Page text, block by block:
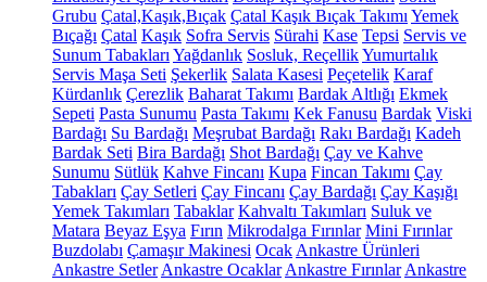
Grubu Çatal,Kaşık,Bıçak Çatal Kaşık Bıçak Takımı Yemek
Bıçağı Çatal Kaşık Sofra Servis Sürahi Kase Tepsi Servis ve
Sunum Tabakları Yağdanlık Sosluk, ReçellikYumurtalık
Servis Maşa Seti Şekerlik Salata Kasesi Peçetelik Karaf
Kürdanlık Çerezlik Baharat Takımı Bardak Altlığı Ekmek
Sepeti Pasta Sunumu Pasta Takımı Kek Fanusu Bardak Viski
Bardağı Su Bardağı Meşrubat Bardağı Rakı Bardağı Kadeh
Bardak Seti Bira Bardağı Shot Bardağı Çay ve Kahve
Sunumu Sütlük Kahve Fincanı Kupa Fincan Takımı Çay
Tabakları Çay Setleri Çay Fincanı Çay Bardağı Çay Kaşığı
Yemek Takımları Tabaklar Kahvaltı Takımları Suluk ve
Matara Beyaz Eşya Fırın Mikrodalga Fırınlar Mini Fırınlar
Buzdolabı Çamaşır Makinesi Ocak Ankastre Ürünleri
Ankastre Setler Ankastre Ocaklar Ankastre Fırınlar Ankastre